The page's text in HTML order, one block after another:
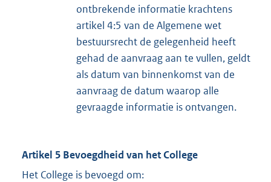
ontbrekende informatie krachtens
artikel 4:5 van de Algemene wet
bestuursrecht de gelegenheid heeft
gehad de aanvraag aan te vullen, geldt
als datum van binnenkomst van de
aanvraag de datum waarop alle
gevraagde informatie is ontvangen.
Artikel 5 Bevoegdheid van het College
Het College is bevoegd om: